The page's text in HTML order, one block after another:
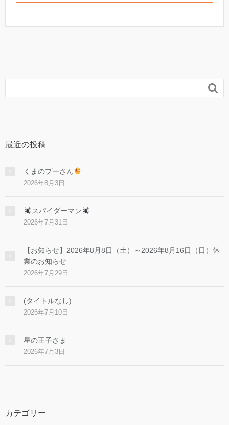

最近の投稿
くまのプーさん
2026年8月3日
スパイダーマン
2026年7月31日
【お知らせ】2026年8月8日（土）～2026年8月16日（日）休
業のお知らせ
2026年7月29日
(タイトルなし)
2026年7月10日
星の王子さま
2026年7月3日
カテゴリー